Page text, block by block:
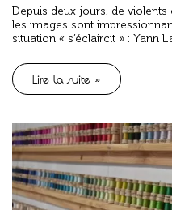
Depuis deux jours, de
les images sont
situation « s’éclaircit » : Yann
Lire la suite »